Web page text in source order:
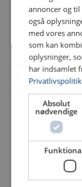
Smøremiddel
heavy duty lube 70
Se produkt
annoncer og
også
med vores
som kan
oplysninger,
har indsamlet
Privatlivspolitik
Absolut
nødvendige